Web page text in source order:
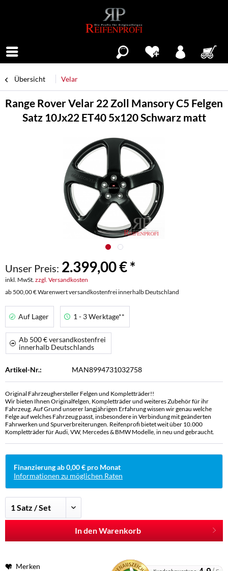
Übersicht Velar
Range Rover Velar 22 Zoll Mansory C5 Felgen
Satz 10Jx22 ET40 5x120 Schwarz matt
Unser Preis: 2.399,00 € *
inkl. MwSt. zzgl. Versandkosten
ab 500,00 € Warenwert versandkostenfrei innerhalb Deutschland
Auf Lager 1 - 3 Werktage**
Ab 500 € versandkostenfrei
innerhalb Deutschlands
Artikel-Nr.: MAN8994731032758
Original Fahrzeughersteller Felgen und Kompletträder!!
Wir bieten Ihnen Originalfelgen, Kompletträder und weiteres Zubehör für ihr
Fahrzeug. Auf Grund unserer langjährigen Erfahrung wissen wir genau welche
Felge auf welches Fahrzeug passt, insbesondere in Verbindung mit geänderten
Fahrwerken und Spurverbreiterungen. Reifenprofi bietet weit über 10.000
Kompletträder für Audi, VW, Mercedes & BMW Modelle, in neu und gebraucht.
Finanzierung ab 0,00 € pro Monat
Informationen zu möglichen Raten
In den Warenkorb
Merken